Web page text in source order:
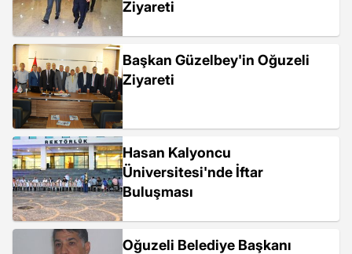
Ziyareti
Başkan Güzelbey'in Oğuzeli
Ziyareti
Hasan Kalyoncu
Üniversitesi'nde İftar
Buluşması
Oğuzeli Belediye Başkanı